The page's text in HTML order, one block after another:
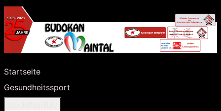
Startseite
Gesundheitssport